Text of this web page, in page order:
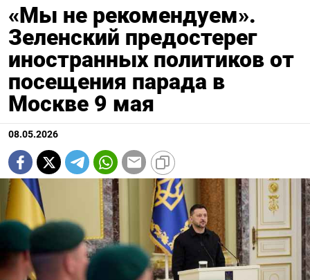
«Мы не рекомендуем».
Зеленский предостерег
иностранных политиков от
посещения парада в
Москве 9 мая
08.05.2026